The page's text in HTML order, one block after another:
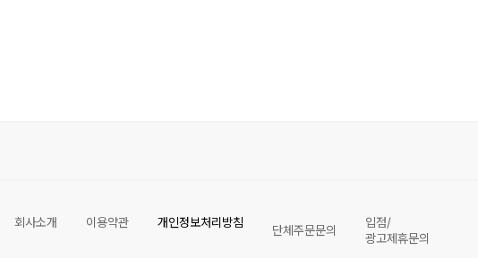
회사소개 이용약관 개인정보처리방침
단체주문문의
입점/
광고제휴문의